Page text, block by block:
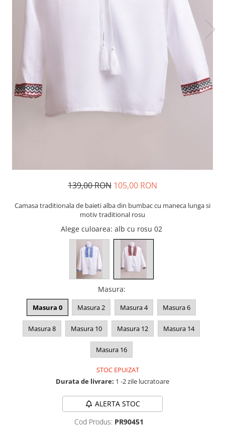
139,00 RON 105,00 RON
Camasa traditionala de baieti alba din bumbac cu maneca lunga si
motiv traditional rosu
Alege culoarea: alb cu rosu 02
Masura:
Masura 0 Masura 2 Masura 4 Masura 6
Masura 8 Masura 10 Masura 12 Masura 14
Masura 16
STOC EPUIZAT
Durata de livrare: 1 -2 zile lucratoare
ALERTA STOC
Cod Produs: PR90451